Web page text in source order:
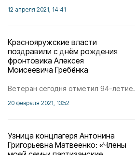
12 апреля 2021, 14:41
Краснояружские власти
поздравили с днём рождения
фронтовика Алексея
Моисеевича Гребёнка
Ветеран сегодня отметил 94-летие.
20 февраля 2021, 13:52
Узница концлагеря Антонина
Григорьевна Матвеенко: «Члены